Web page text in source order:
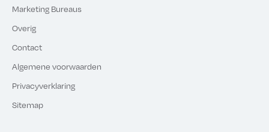
Marketing Bureaus
Overig
Contact
Algemene voorwaarden
Privacyverklaring
Sitemap